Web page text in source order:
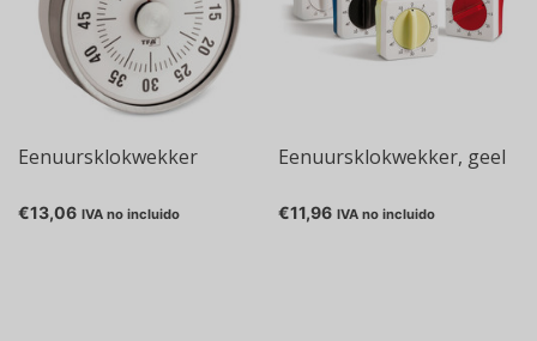
Eenuursklokwekker
€13,06 IVA no incluido
Eenuursklokwekker, geel
€11,96 IVA no incluido